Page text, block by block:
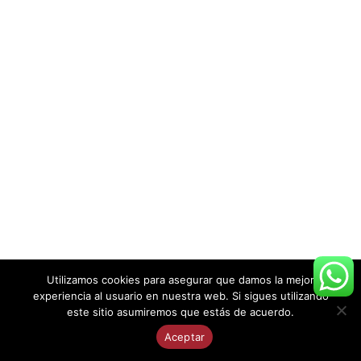
Utilizamos cookies para asegurar que damos la mejor
experiencia al usuario en nuestra web. Si sigues utilizando
este sitio asumiremos que estás de acuerdo.
Aceptar